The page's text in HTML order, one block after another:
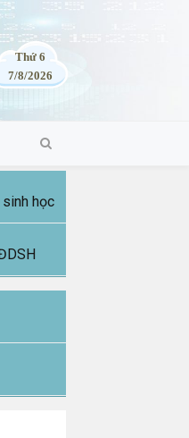
Thứ 6
7/8/2026
học